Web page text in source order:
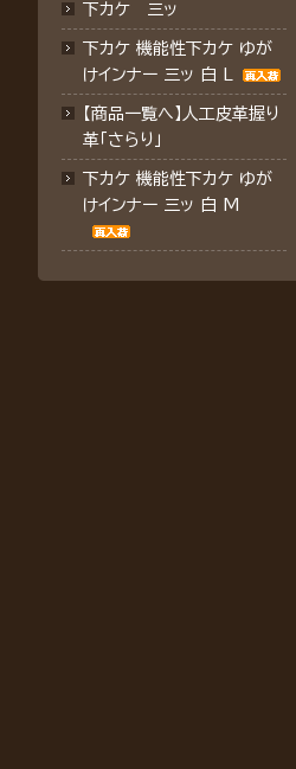
下カケ 三ッ
下カケ 機能性下カケ ゆが
けインナー 三ッ 白 L
【商品一覧へ】人工皮革握り
革「さらり」
下カケ 機能性下カケ ゆが
けインナー 三ッ 白 M